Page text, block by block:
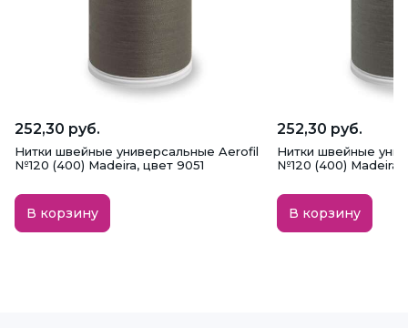
252,30 руб.
Нитки швейные универсальные Aerofil
№120 (400) Madeira, цвет 9051
В корзину
252,30 руб.
Нитки швейные
№120 (400) Madeira,
В корзину